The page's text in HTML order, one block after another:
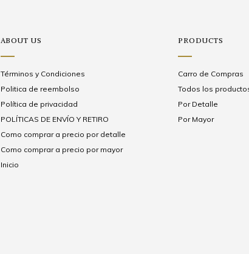
ABOUT US
Términos y Condiciones
Politica de reembolso
Política de privacidad
POLÍTICAS DE ENVÍO Y RETIRO
Como comprar a precio por detalle
Como comprar a precio por mayor
Inicio
PRODUCTS
Carro de Compras
Todos los
Por Detalle
Por Mayor